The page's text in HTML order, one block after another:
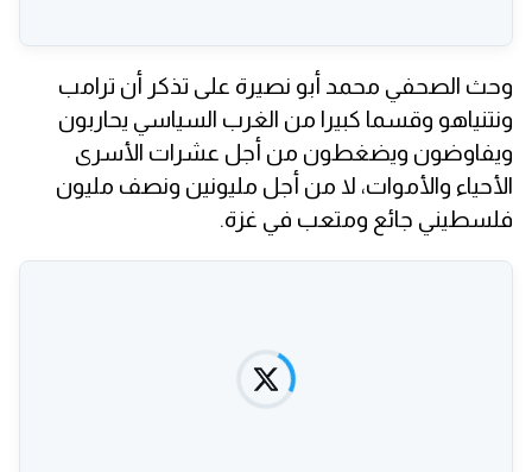
وحث الصحفي محمد أبو نصيرة على تذكر أن ترامب
ونتنياهو وقسما كبيرا من الغرب السياسي يحاربون
ويفاوضون ويضغطون من أجل عشرات الأسرى
الأحياء والأموات، لا من أجل مليونين ونصف مليون
فلسطيني جائع ومتعب في غزة.